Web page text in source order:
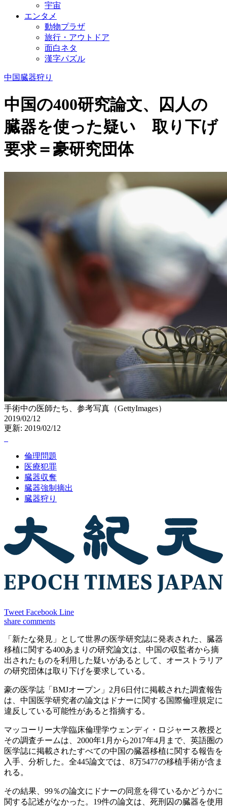
宇宙
エンタメ
動物プラザ
旅行・アウトドア
面白ネタ
漢字パズル
中国臓器狩り
中国の400研究論文、囚人の
臓器を使った疑い 取り下げ
要求＝豪研究団体
手術中の医師たち、参考写真（GettyImages）
2019/02/12
更新: 2019/02/12
倫理問題
医療犯罪
臓器収奪
臓器強制摘出
臓器狩り
Tweet Facebook Line
share comments
「新たな発見」として世界の医学研究誌に発表された、臓器
移植に関する400あまりの研究論文は、中国の収監者から摘
出されたものを利用した疑いがあるとして、オーストラリア
の研究団体は取り下げを要求している。
豪の医学誌「BMJオープン」2月6日付に掲載された調査報告
は、中国医学研究者の論文はドナーに関する国際倫理規定に
違反している可能性があると指摘する。
マッコーリー大学臨床倫理学ウェンディ・ロジャース教授と
その調査チームは、2000年1月から2017年4月まで、英語圏の
医学誌に掲載されたすべての中国の臓器移植に関する報告を
入手、分析した。全445論文では、8万5477の移植手術が含ま
れる。
その結果、99％の論文にドナーの同意を得ているかどうかに
関する記述がなかった。19件の論文は、死刑囚の臓器を使用